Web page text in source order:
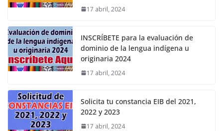
17 abril, 2024
INSCRÍBETE para la evaluación de
dominio de la lengua indígena u
originaria 2024
17 abril, 2024
Solicita tu constancia EIB del 2021,
2022 y 2023
17 abril, 2024